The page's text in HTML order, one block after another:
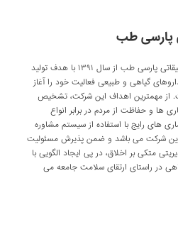
پارسی طب
شرکت تحقیقاتی پارسی طب از سال ۱۳۹۱ با هدف تولید
گیاهی و طبیعی فعالیت خود را آغاز
از مهمترین اهداف این شرکت، تشخیص
ها و حفاظت از مردم در برابر انواع
های رایج با استفاده از سیستم مشاوره
این شرکت می باشد و ضمن پذیرش مسئولیت
متکی بر اخلاق، در پی ایجاد الگویی با
در راستای ارتقای سلامت جامعه می